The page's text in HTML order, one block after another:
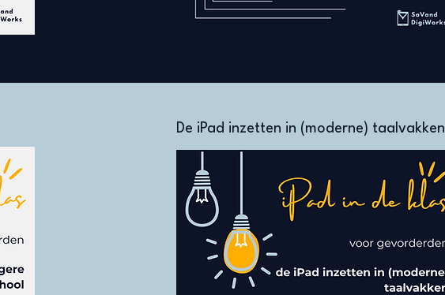
De iPad inzetten in (moderne) taalvakken